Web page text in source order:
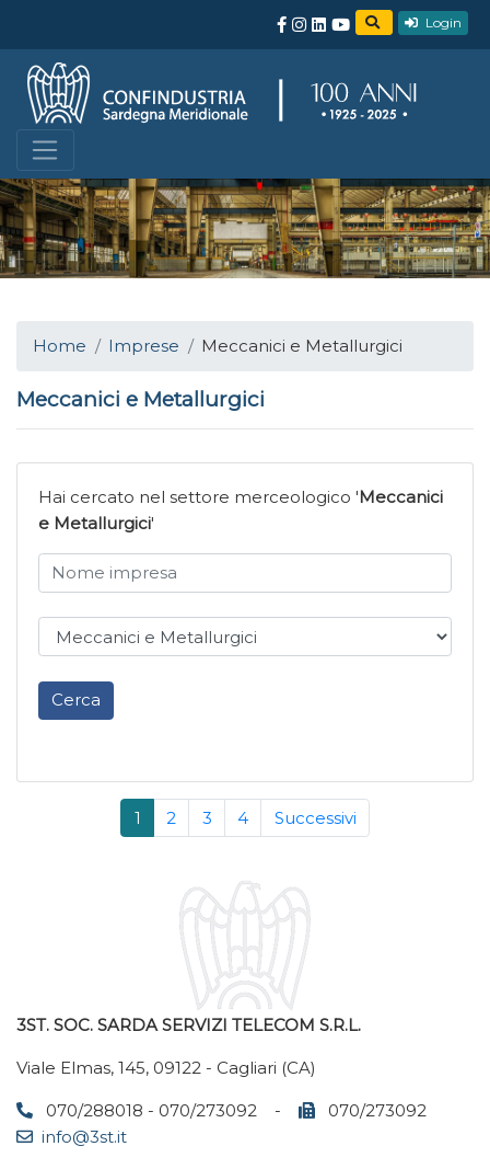
Login
Home Imprese Meccanici e Metallurgici
Meccanici e Metallurgici
Hai cercato nel settore merceologico 'Meccanici
e Metallurgici'
Cerca
1 2 3 4 Successivi
3ST. SOC. SARDA SERVIZI TELECOM S.R.L.
Viale Elmas, 145, 09122 - Cagliari (CA)
070/288018 - 070/273092 -
070/273092
info@3st.it